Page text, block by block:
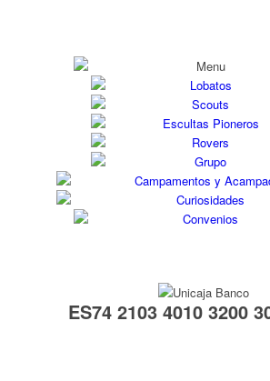
ES74 2103 4010 3200